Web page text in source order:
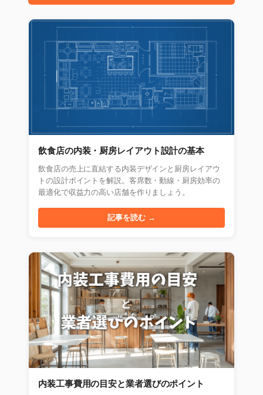
飲食店の内装・厨房レイアウト設計の基本
飲食店の売上に直結する内装デザインと厨房レイアウ
トの設計ポイントを解説。客席数・動線・厨房効率の
最適化で収益力の高い店舗を作りましょう。
記事を読む →
内装工事費用の目安と業者選びのポイント